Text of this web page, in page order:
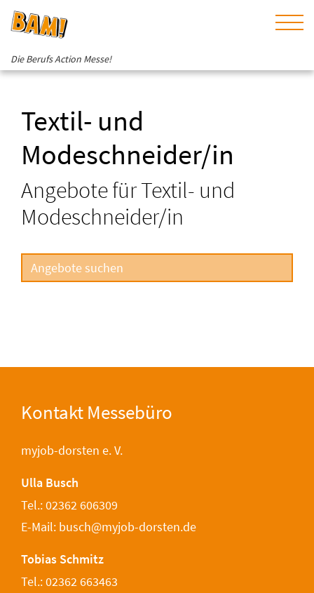
Die Berufs Action Messe!
Textil- und
Modeschneider/in
Angebote für Textil- und
Modeschneider/in
Kontakt Messebüro
myjob-dorsten e. V.
Ulla Busch
Tel.: 02362 606309
E-Mail: busch@myjob-dorsten.de
Tobias Schmitz
Tel.: 02362 663463